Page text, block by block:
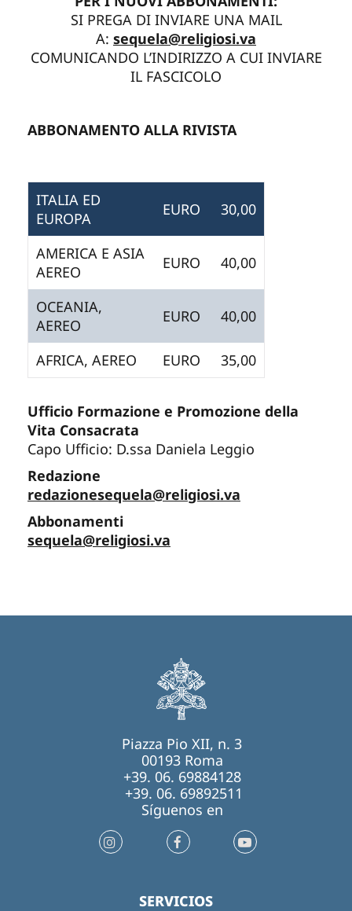
SI PREGA DI INVIARE UNA MAIL
A: sequela@religiosi.va
COMUNICANDO L’INDIRIZZO A CUI INVIARE
IL FASCICOLO
ABBONAMENTO ALLA RIVISTA
ITALIA ED
EUROPA
EURO 30,00
AMERICA E ASIA
AEREO
EURO 40,00
OCEANIA,
AEREO
EURO 40,00
AFRICA, AEREO EURO 35,00
Ufficio Formazione e Promozione della
Vita Consacrata
Capo Ufficio: D.ssa Daniela Leggio
Redazione
redazionesequela@religiosi.va
Abbonamenti
sequela@religiosi.va
Piazza Pio XII, n. 3
00193 Roma
+39. 06. 69884128
+39. 06. 69892511
Síguenos en
SERVICIOS